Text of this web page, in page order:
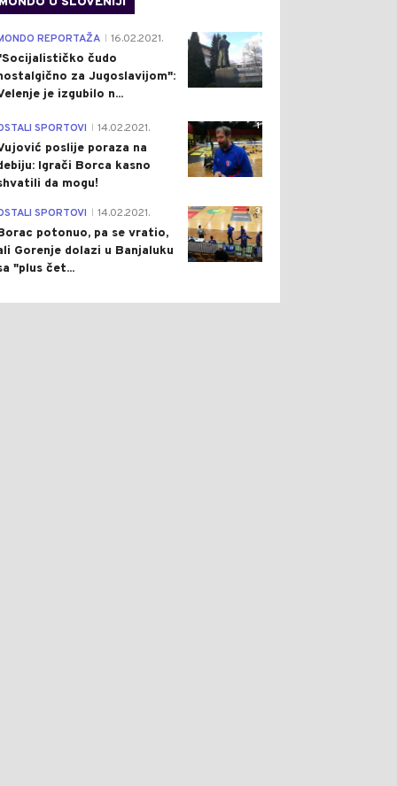
4
REPORTAŽA 16.02.2021.
čudo
za Jugoslavijom":
je izgubilo n...
1
SPORTOVI 14.02.2021.
poslije poraza na
Igrači Borca kasno
da mogu!
3
SPORTOVI 14.02.2021.
potonuo, pa se vratio,
Gorenje dolazi u Banjaluku
"plus čet...